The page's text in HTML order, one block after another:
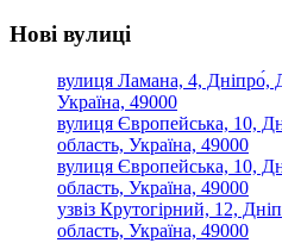
Нові вулиці
вулиця Ламана, 4, Дніпро́,
Україна, 49000
вулиця Європейська, 10,
область, Україна, 49000
вулиця Європейська, 10,
область, Україна, 49000
узвіз Крутогірний, 12,
область, Україна, 49000